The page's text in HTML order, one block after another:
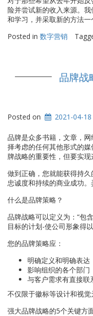
险并尝试新的收入来源。
和学习，并采取新的方法一
Posted in 数字营销
品牌战
Posted on 2021-04-18
品牌是众多书籍，文章，
择考虑的任何其他形式的
牌战略的重要性，但要实现
做到正确，您就能获得持
忠诚度和持续的商业成功。
什么是品牌策略？
品牌战略可以定义为：“包
目标的计划-使公司形象得
您的品牌策略应：
明确定义和明确表达
影响组织的各个部门
与客户需求有直接联
不仅限于徽标等设计和视
强大品牌战略的5个关键方